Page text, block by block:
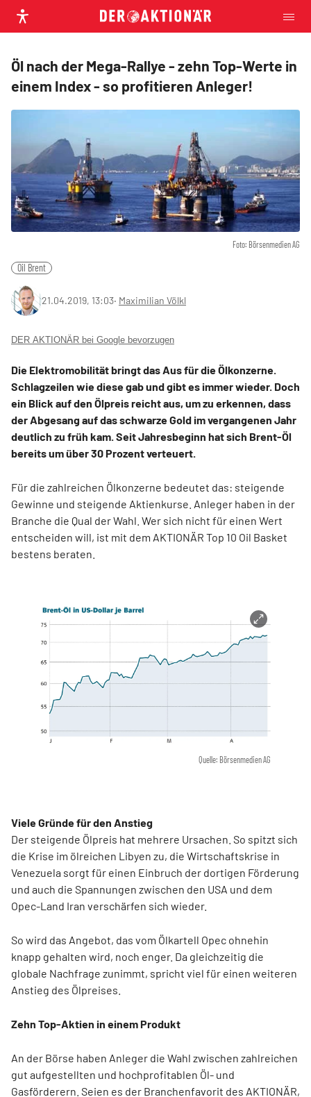
Öl nach der Mega-Rallye - zehn Top-Werte in
einem Index - so profitieren Anleger!
Foto: Börsenmedien AG
Oil Brent
21.04.2019, 13:03‧ Maximilian Völkl
DER AKTIONÄR bei Google bevorzugen
Die Elektromobilität bringt das Aus für die Ölkonzerne.
Schlagzeilen wie diese gab und gibt es immer wieder. Doch
ein Blick auf den Ölpreis reicht aus, um zu erkennen, dass
der Abgesang auf das schwarze Gold im vergangenen Jahr
deutlich zu früh kam. Seit Jahresbeginn hat sich Brent-Öl
bereits um über 30 Prozent verteuert.
Für die zahlreichen Ölkonzerne bedeutet das: steigende
Gewinne und steigende Aktienkurse. Anleger haben in der
Branche die Qual der Wahl. Wer sich nicht für einen Wert
entscheiden will, ist mit dem AKTIONÄR Top 10 Oil Basket
bestens beraten.
Quelle: Börsenmedien AG
Viele Gründe für den Anstieg
Der steigende Ölpreis hat mehrere Ursachen. So spitzt sich
die Krise im ölreichen Libyen zu, die Wirtschaftskrise in
Venezuela sorgt für einen Einbruch der dortigen Förderung
und auch die Spannungen zwischen den USA und dem
Opec-Land Iran verschärfen sich wieder.
So wird das Angebot, das vom Ölkartell Opec ohnehin
knapp gehalten wird, noch enger. Da gleichzeitig die
globale Nachfrage zunimmt, spricht viel für einen weiteren
Anstieg des Ölpreises.
Zehn Top-Aktien in einem Produkt
An der Börse haben Anleger die Wahl zwischen zahlreichen
gut aufgestellten und hochprofitablen Öl- und
Gasförderern. Seien es der Branchenfavorit des AKTIONÄR,